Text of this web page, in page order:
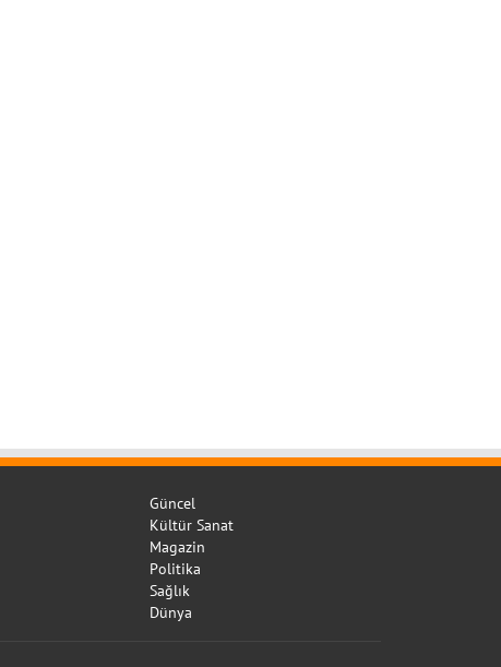
Güncel
Kültür Sanat
Magazin
Politika
Sağlık
Dünya